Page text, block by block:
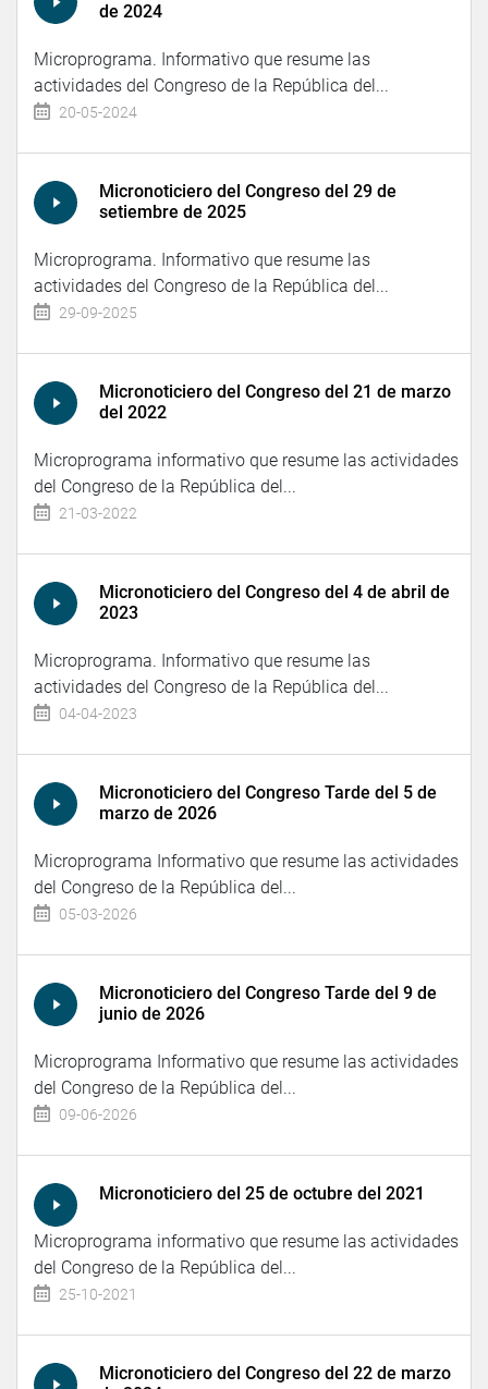
de 2024
Microprograma. Informativo que resume las
actividades del Congreso de la República del...
20-05-2024
Micronoticiero del Congreso del 29 de
setiembre de 2025
Microprograma. Informativo que resume las
actividades del Congreso de la República del...
29-09-2025
Micronoticiero del Congreso del 21 de marzo
del 2022
Microprograma informativo que resume las actividades
del Congreso de la República del...
21-03-2022
Micronoticiero del Congreso del 4 de abril de
2023
Microprograma. Informativo que resume las
actividades del Congreso de la República del...
04-04-2023
Micronoticiero del Congreso Tarde del 5 de
marzo de 2026
Microprograma Informativo que resume las actividades
del Congreso de la República del...
05-03-2026
Micronoticiero del Congreso Tarde del 9 de
junio de 2026
Microprograma Informativo que resume las actividades
del Congreso de la República del...
09-06-2026
Micronoticiero del 25 de octubre del 2021
Microprograma informativo que resume las actividades
del Congreso de la República del...
25-10-2021
Micronoticiero del Congreso del 22 de marzo